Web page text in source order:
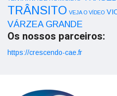
TRÂNSITO VEJA O VÍDEO
VÁRZEA GRANDE
Os nossos parceiros:
https://crescendo-cae.fr